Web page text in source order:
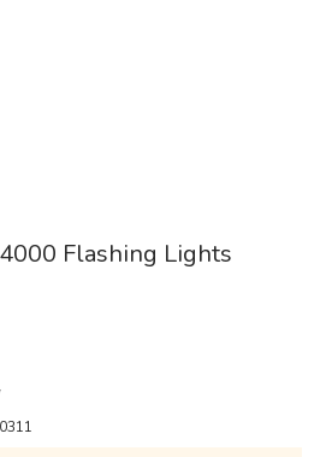
Flashing Lights